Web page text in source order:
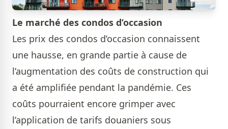
Le marché des condos d’occasion
Les prix des condos d’occasion connaissent
une hausse, en grande partie à cause de
l’augmentation des coûts de construction qui
a été amplifiée pendant la pandémie. Ces
coûts pourraient encore grimper avec
l’application de tarifs douaniers sous